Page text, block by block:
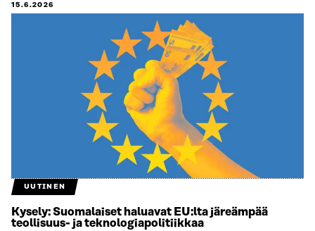
15.6.2026
UUTINEN
Kysely: Suomalaiset haluavat EU:lta järeämpää
teollisuus- ja teknologiapolitiikkaa